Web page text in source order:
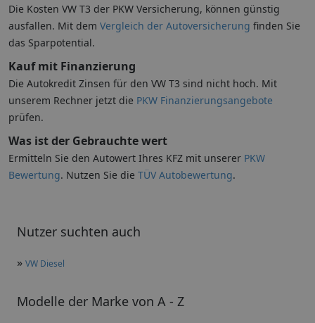
Nutzer suchten auch
» VW Diesel
Modelle der Marke von A - Z
Die Kosten VW T3 der PKW Versicherung, können günstig
ausfallen. Mit dem Vergleich der Autoversicherung finden Sie
das Sparpotential.
Kauf mit Finanzierung
Die Autokredit Zinsen für den VW T3 sind nicht hoch. Mit
unserem Rechner jetzt die PKW Finanzierungsangebote
prüfen.
Was ist der Gebrauchte wert
Ermitteln Sie den Autowert Ihres KFZ mit unserer PKW
Bewertung. Nutzen Sie die TÜV Autobewertung.